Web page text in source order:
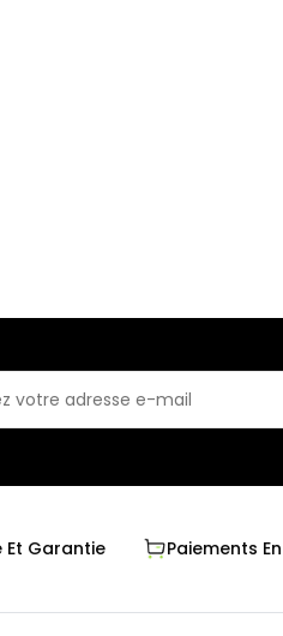
Et Garantie Paiements